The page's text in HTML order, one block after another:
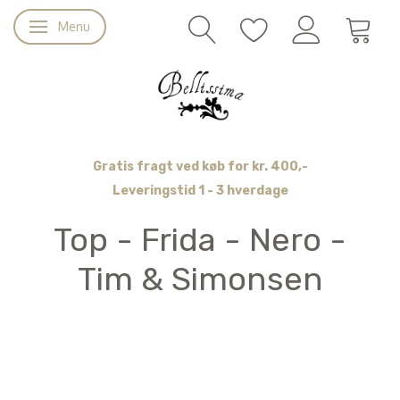
Skifte navigation
Menu
Gratis fragt ved køb for kr. 400,-
Leveringstid 1 - 3 hverdage
Top - Frida - Nero -
Tim & Simonsen